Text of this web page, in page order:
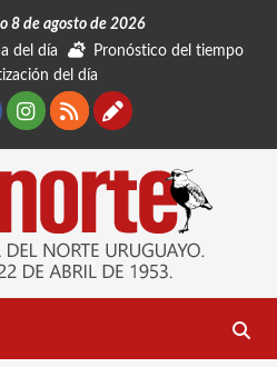
8 de agosto de 2026
del día
Pronóstico del tiempo
del día
Instagram
RSSContáctanos